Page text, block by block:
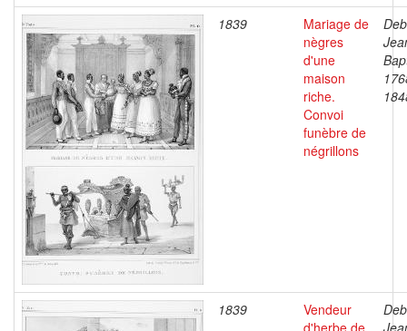
1839
Mariage de
nègres
d'une
maison
riche.
Convoi
funèbre de
négrillons
1839
Vendeur
d'herbe de